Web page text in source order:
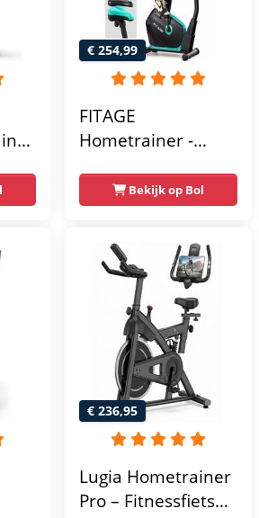
€ 254,99
FITAGE
Hometrainer -
Weerstandsniveaus
- Tablethouder
voor Bluetooth
Kinomap & Zwift -
Fiets Lage Instap,
Ergonomisch & Stil
- Hometrainers
Fitness voor Thuis
Bekijk op Bol
€ 236,95
Lugia Hometrainer
Pro – Fitnessfiets